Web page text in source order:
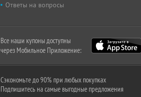
Ответы на вопросы
Все наши купоны доступны
через Мобильное Приложение:
Сэкономьте до 90% при любых покупках
Подпишитесь на самые выгодные предложения